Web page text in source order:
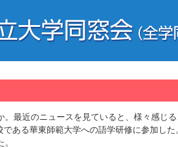
最近のニュースを見ていると、様々感じ
ある華東師範大学への語学研修に参加した